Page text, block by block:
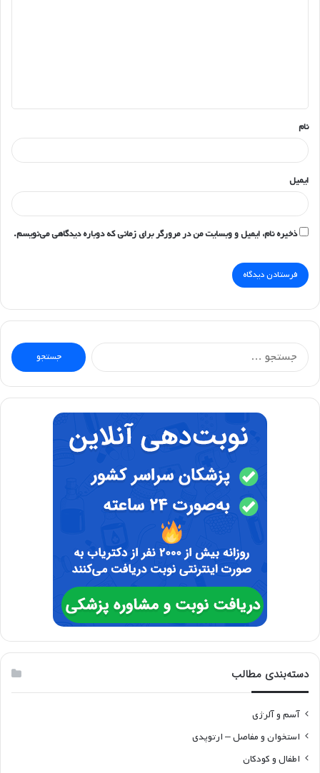
*
نام
ایمیل
ذخیره نام، ایمیل و وبسایت من در مرورگر برای زمانی که دوباره دیدگاهی می‌نویسم.
جستجو
برای:
دسته‌بندی مطالب
آسم و آلرژی
استخوان و مفاصل – ارتوپدی
اطفال و کودکان